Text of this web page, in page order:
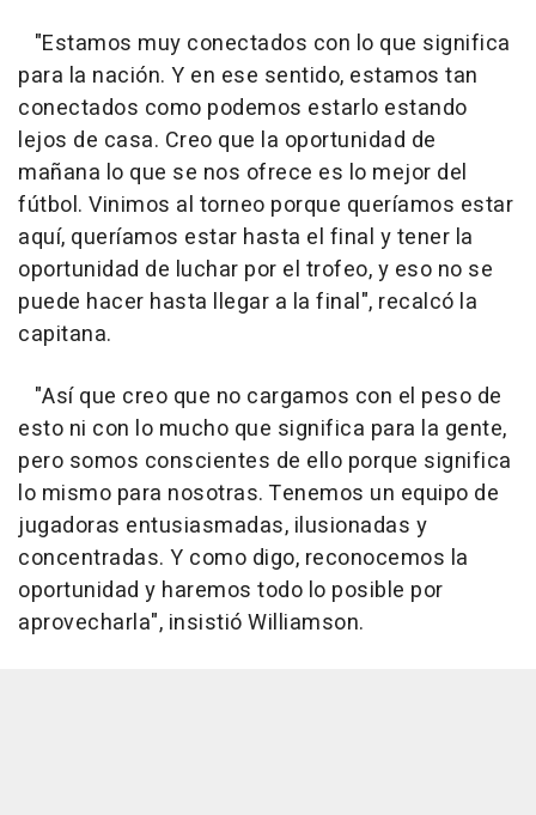
"Estamos muy conectados con lo que significa
para la nación. Y en ese sentido, estamos tan
conectados como podemos estarlo estando
lejos de casa. Creo que la oportunidad de
mañana lo que se nos ofrece es lo mejor del
fútbol. Vinimos al torneo porque queríamos estar
aquí, queríamos estar hasta el final y tener la
oportunidad de luchar por el trofeo, y eso no se
puede hacer hasta llegar a la final", recalcó la
capitana.
"Así que creo que no cargamos con el peso de
esto ni con lo mucho que significa para la gente,
pero somos conscientes de ello porque significa
lo mismo para nosotras. Tenemos un equipo de
jugadoras entusiasmadas, ilusionadas y
concentradas. Y como digo, reconocemos la
oportunidad y haremos todo lo posible por
aprovecharla", insistió Williamson.